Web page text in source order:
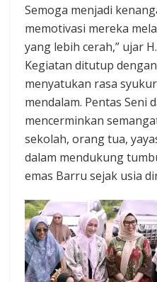
Semoga menjadi
memotivasi mereka
yang lebih cerah,” ujar
Kegiatan ditutup
menyatukan rasa
mendalam. Pentas Seni
mencerminkan
sekolah, orang tua,
dalam mendukung
emas Barru sejak usia